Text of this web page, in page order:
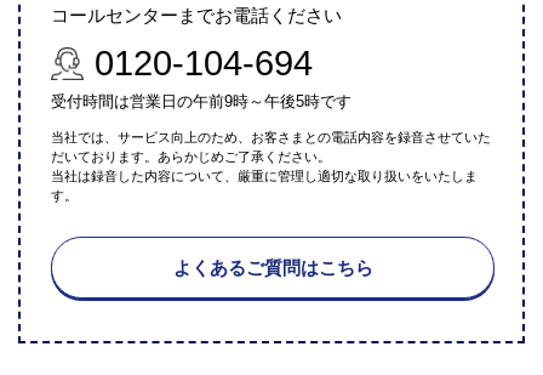
コールセンターまでお電話ください
0120-104-694
受付時間は営業日の午前9時～午後5時です
当社では、サービス向上のため、お客さまとの電話内容を録音させていた
だいております。あらかじめご了承ください。
当社は録音した内容について、厳重に管理し適切な取り扱いをいたしま
す。
よくあるご質問はこちら